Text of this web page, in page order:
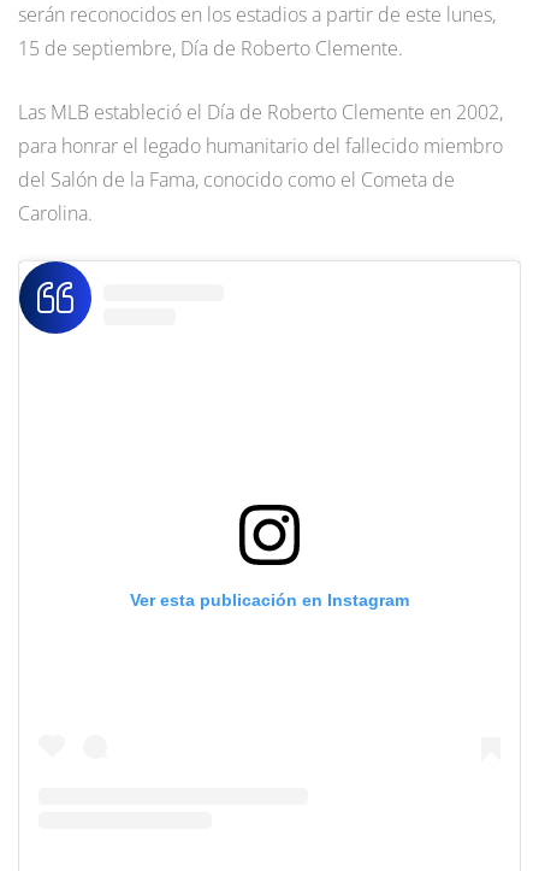
serán reconocidos en los estadios a partir de este lunes,
15 de septiembre, Día de Roberto Clemente.
Las MLB estableció el Día de Roberto Clemente en 2002,
para honrar el legado humanitario del fallecido miembro
del Salón de la Fama, conocido como el Cometa de
Carolina.
Ver esta publicación en Instagram